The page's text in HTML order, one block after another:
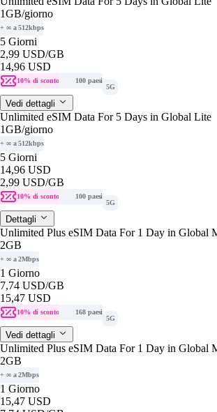
1GB/giorno
+ ∞ a 512kbps
5 Giorni
2,99 USD/GB
14,96 USD
10% di sconto
100 paesi
5G
Vedi dettagli
Unlimited eSIM Data For 5 Days in Global Lite
1GB/giorno
+ ∞ a 512kbps
5 Giorni
14,96 USD
2,99 USD/GB
10% di sconto
100 paesi
5G
Dettagli
Unlimited Plus eSIM Data For 1 Day in Global
2GB
+ ∞ a 2Mbps
1 Giorno
7,74 USD/GB
15,47 USD
10% di sconto
168 paesi
5G
Vedi dettagli
Unlimited Plus eSIM Data For 1 Day in Global
2GB
+ ∞ a 2Mbps
1 Giorno
15,47 USD